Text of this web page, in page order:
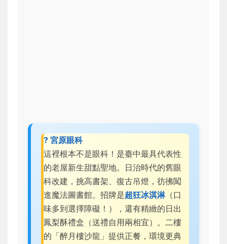
? 宮原眼科
這裡根本不是眼科！是臺中最具代表性
的老屋新生甜點聖地。日治時代的舊眼
科改建，挑高書架、復古吊燈，彷彿闖
進魔法圖書館。招牌是超狂冰淇淋（口
味多到選擇障礙！），還有精緻的日出
鳳梨酥禮盒（送禮自用兩相宜）。二樓
的「醉月樓沙龍」提供正餐，環境更典